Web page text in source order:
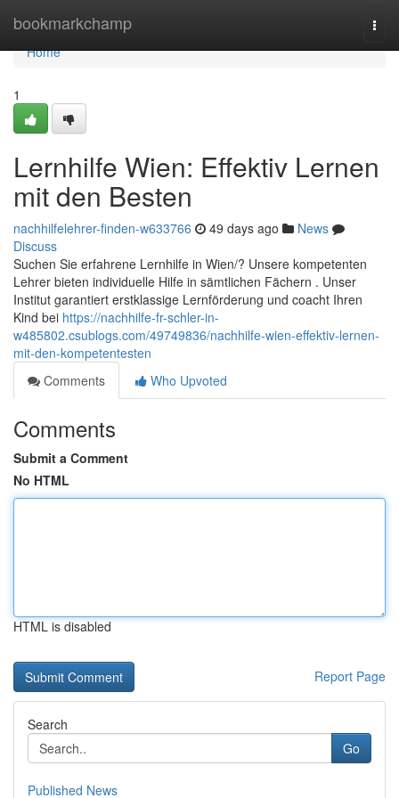
bookmarkchamp
Home
Home
1
Lernhilfe Wien: Effektiv Lernen
mit den Besten
nachhilfelehrer-finden-w633766 49 days ago
News
Discuss
Suchen Sie erfahrene Lernhilfe in Wien/? Unsere kompetenten
Lehrer bieten individuelle Hilfe in sämtlichen Fächern . Unser
Institut garantiert erstklassige Lernförderung und coacht Ihren
Kind bei https://nachhilfe-fr-schler-in-
w485802.csublogs.com/49749836/nachhilfe-wien-effektiv-lernen-
mit-den-kompetentesten
Comments
Who Upvoted
Comments
Submit a Comment
No HTML
HTML is disabled
Report Page
Search
Go
Published News